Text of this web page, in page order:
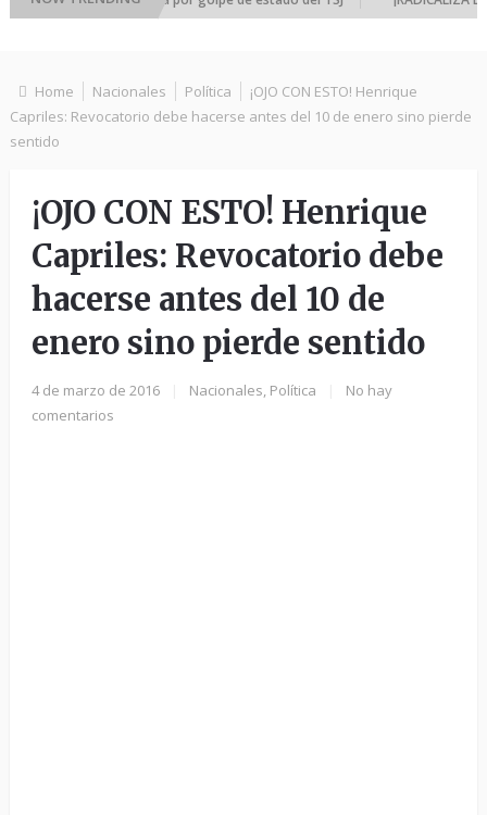
Home Nacionales Política
¡OJO CON ESTO! Henrique
Capriles: Revocatorio debe hacerse antes del 10 de enero sino pierde
sentido
¡OJO CON ESTO! Henrique
Capriles: Revocatorio debe
hacerse antes del 10 de
enero sino pierde sentido
4 de marzo de 2016 Nacionales, Política
No hay
comentarios